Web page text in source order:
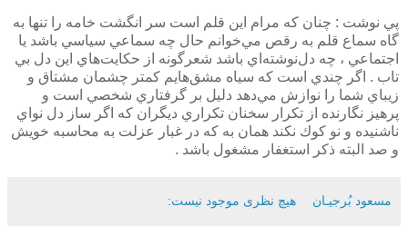
پي نوشت : چنان كه مرام اين قلم است سر انگشت خامه را تنها به
گاه سماع قلم به رقص مي‌خوانم حال چه سماعي سياسي باشد يا
اجتماعي ، چه دل‌نوشته‌اي باشد شعرگونه از حكايت‌هاي اين دل بي
تاب . اگر چندي است كه سياه مشق‌هايم كمتر چشمان مشتاق و
زيباي شما را نوازش مي‌دهد دليل بر گرفتاري شخصي است و
پرهيز نگارنده از تكرار سخنان تكراري ديگران كه اگر ساز دل نواي
ناشنيده و نو كوك نكند همان به كه در غبار عزلت به محاسبه خويش
و صد البته ذكر استغفار مشغول باشد .
مسعود بُرجيـان هیچ نظری موجود نیست: